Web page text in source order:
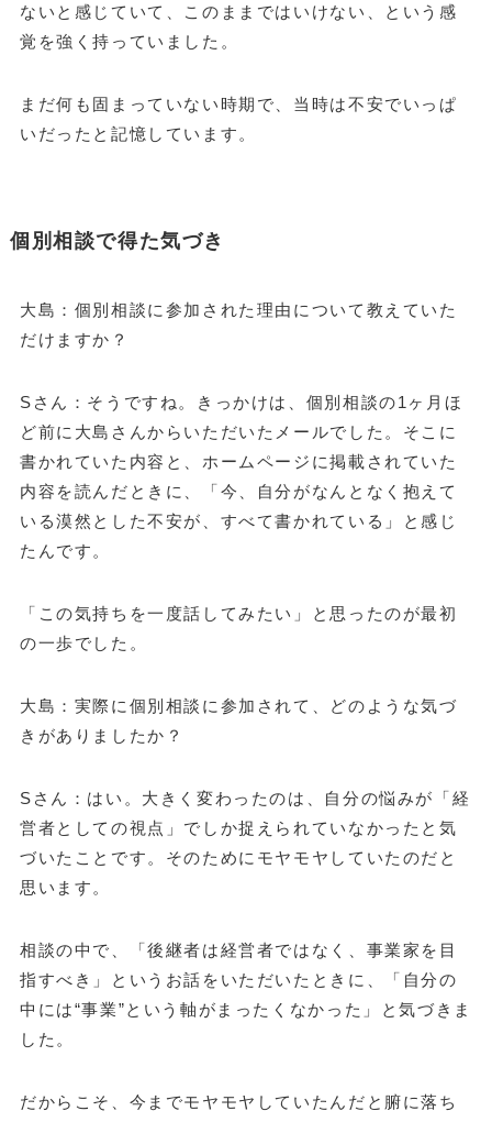
ないと感じていて、このままではいけない、という感
覚を強く持っていました。
まだ何も固まっていない時期で、当時は不安でいっぱ
いだったと記憶しています。
個別相談で得た気づき
大島：個別相談に参加された理由について教えていた
だけますか？
Sさん：そうですね。きっかけは、個別相談の1ヶ月ほ
ど前に大島さんからいただいたメールでした。そこに
書かれていた内容と、ホームページに掲載されていた
内容を読んだときに、「今、自分がなんとなく抱えて
いる漠然とした不安が、すべて書かれている」と感じ
たんです。
「この気持ちを一度話してみたい」と思ったのが最初
の一歩でした。
大島：実際に個別相談に参加されて、どのような気づ
きがありましたか？
Sさん：はい。大きく変わったのは、自分の悩みが「経
営者としての視点」でしか捉えられていなかったと気
づいたことです。そのためにモヤモヤしていたのだと
思います。
相談の中で、「後継者は経営者ではなく、事業家を目
指すべき」というお話をいただいたときに、「自分の
中には“事業”という軸がまったくなかった」と気づきま
した。
だからこそ、今までモヤモヤしていたんだと腑に落ち